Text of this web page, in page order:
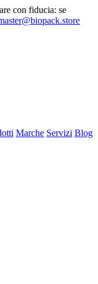
con fiducia: se
Marche Servizi Blog